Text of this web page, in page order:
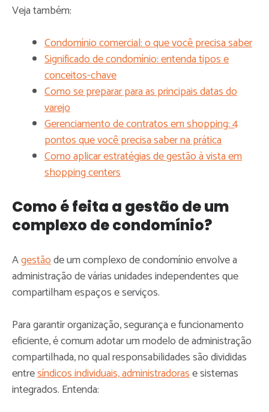
Veja também:
Condomínio comercial: o que você precisa saber
Significado de condomínio: entenda tipos e
conceitos-chave
Como se preparar para as principais datas do
varejo
Gerenciamento de contratos em shopping: 4
pontos que você precisa saber na prática
Como aplicar estratégias de gestão à vista em
shopping centers
Como é feita a gestão de um
complexo de condomínio?
Agestãode um complexo de condomínio envolve a
administração de várias unidades independentes que
compartilham espaços e serviços.
Para garantir organização, segurança e funcionamento
eficiente, é comum adotar um modelo de administração
compartilhada, no qual responsabilidades são divididas
entresíndicos individuais, administradorase sistemas
integrados. Entenda: